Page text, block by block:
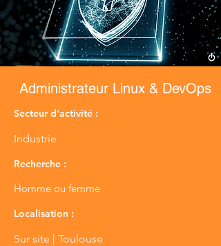
Administrateur Linux & DevOps
Secteur d'activité :
Industrie
Recherche :
Homme ou femme
Localisation :
Sur site | Toulouse